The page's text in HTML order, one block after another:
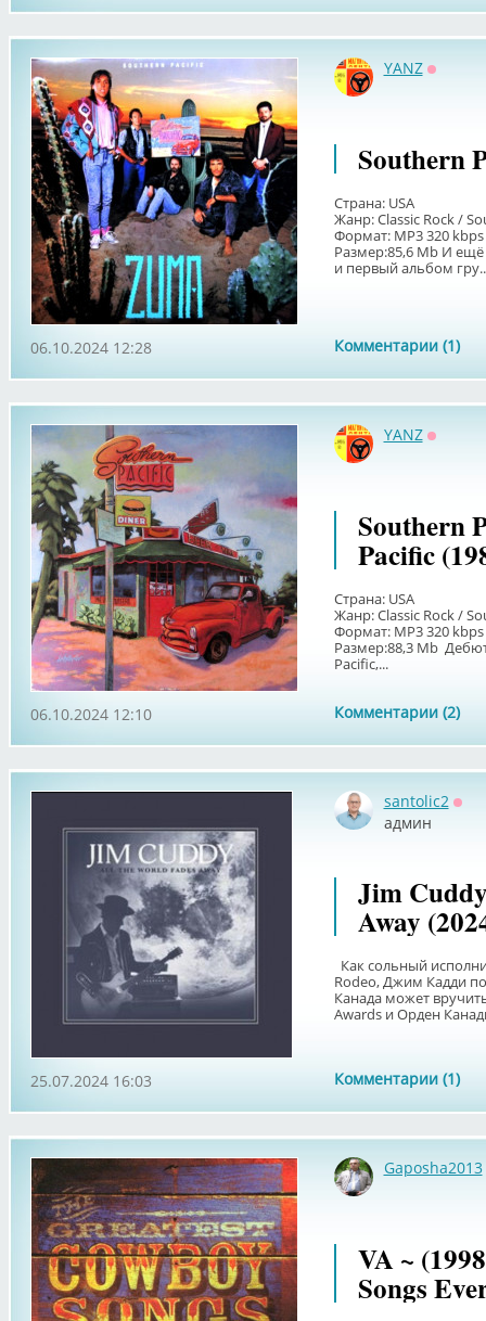
YANZ
Southern
Страна: USA
Жанр: Classic Rock /
Формат: MP3 320 kbps
Размер:85,6 Мb И ещё
и первый альбом
Комментарии (1)
06.10.2024 12:28
YANZ
Southern
Pacific
Страна: USA
Жанр: Classic Rock /
Формат: MP3 320 kbps
Размер:88,3 Мb
Pacific,...
Комментарии (2)
06.10.2024 12:10
santolic2
админ
Jim
Away
Как сольный
Rodeo, Джим Кадди
Канада может
Awards и Орден
Комментарии (1)
25.07.2024 16:03
Gaposha2013
VA ~
Songs